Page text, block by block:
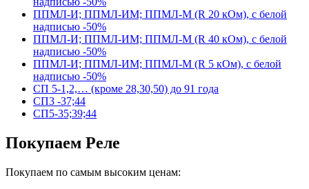
ППМЛ-И; ППМЛ-ИМ; ППМЛ-М (R 20 кОм), с белой
надписью -50%
ППМЛ-И; ППМЛ-ИМ; ППМЛ-М (R 40 кОм), с белой
надписью -50%
ППМЛ-И; ППМЛ-ИМ; ППМЛ-М (R 5 кОм), с белой
надписью -50%
СП 5-1,2,… (кроме 28,30,50) до 91 года
СП3 -37;44
СП5-35;39;44
Покупаем Реле
Покупаем по самым высоким ценам: